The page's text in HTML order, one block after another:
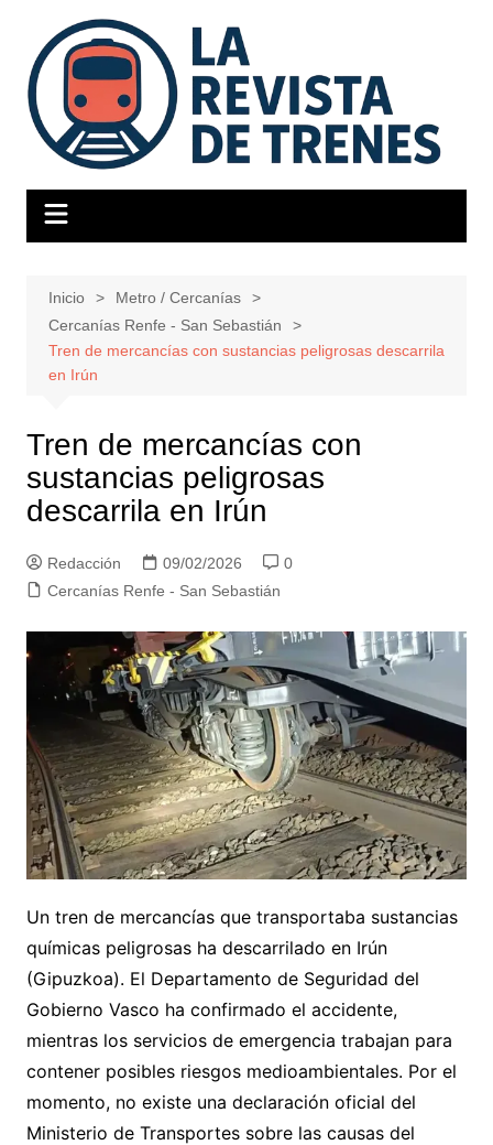
contenido
Inicio
Metro / Cercanías
Cercanías Renfe - San Sebastián
Tren de mercancías con sustancias peligrosas descarrila
en Irún
Tren de mercancías con
sustancias peligrosas
descarrila en Irún
Redacción 09/02/2026
0
Cercanías Renfe - San Sebastián
Un tren de mercancías que transportaba sustancias
químicas peligrosas ha descarrilado en Irún
(Gipuzkoa). El Departamento de Seguridad del
Gobierno Vasco ha confirmado el accidente,
mientras los servicios de emergencia trabajan para
contener posibles riesgos medioambientales. Por el
momento, no existe una declaración oficial del
Ministerio de Transportes sobre las causas del